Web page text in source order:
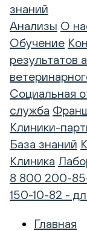
знаний
Анализы О
Обучение
результатов
Социальная
служба
Клиники-
База знаний
Клиника
8 800 200-
150-10-82 -
Главная